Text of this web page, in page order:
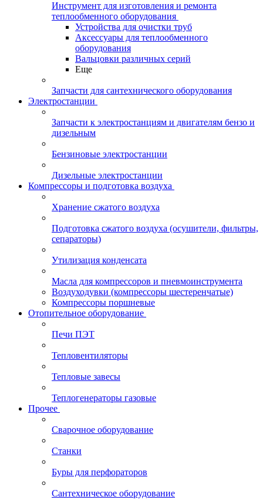
Инструмент для изготовления и ремонта
теплообменного оборудования
Устройства для очистки труб
Аксессуары для теплообменного
оборудования
Вальцовки различных серий
Еще
Запчасти для сантехнического оборудования
Электростанции
Запчасти к электростанциям и двигателям бензо и
дизельным
Бензиновые электростанции
Дизельные электростанции
Компрессоры и подготовка воздуха
Хранение сжатого воздуха
Подготовка сжатого воздуха (осушители, фильтры,
сепараторы)
Утилизация конденсата
Масла для компрессоров и пневмоинструмента
Воздуходувки (компрессоры шестеренчатые)
Компрессоры поршневые
Отопительное оборудование
Печи ПЭТ
Тепловентиляторы
Тепловые завесы
Теплогенераторы газовые
Прочее
Сварочное оборудование
Станки
Буры для перфораторов
Сантехническое оборудование